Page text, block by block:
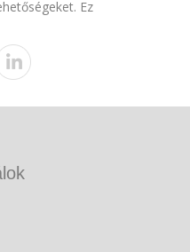
Ez